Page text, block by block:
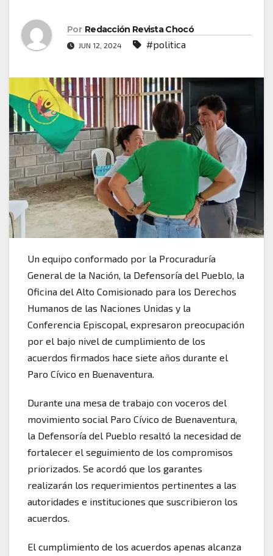
Por Redacción Revista Chocó
JUN 12, 2024 #politica
Un equipo conformado por la Procuraduría
General de la Nación, la Defensoría del Pueblo, la
Oficina del Alto Comisionado para los Derechos
Humanos de las Naciones Unidas y la
Conferencia Episcopal, expresaron preocupación
por el bajo nivel de cumplimiento de los
acuerdos firmados hace siete años durante el
Paro Cívico en Buenaventura.
Durante una mesa de trabajo con voceros del
movimiento social Paro Cívico de Buenaventura,
la Defensoría del Pueblo resaltó la necesidad de
fortalecer el seguimiento de los compromisos
priorizados. Se acordó que los garantes
realizarán los requerimientos pertinentes a las
autoridades e instituciones que suscribieron los
acuerdos.
El cumplimiento de los acuerdos apenas alcanza